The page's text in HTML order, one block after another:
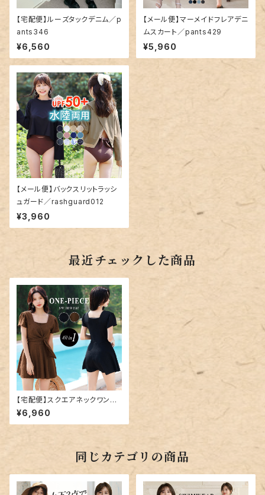
【宅配便】ルーズタックデニム／p
ants346
¥6,560
【メール便】マーメイドフレアデニ
ムスカート／pants429
¥5,960
【メール便】バックスリットラッシ
ュガード／rashguard012
¥3,960
最近チェックした商品
【宅配便】スクエアネックワンピ
ース／hys2871
¥6,960
同じカテゴリの商品